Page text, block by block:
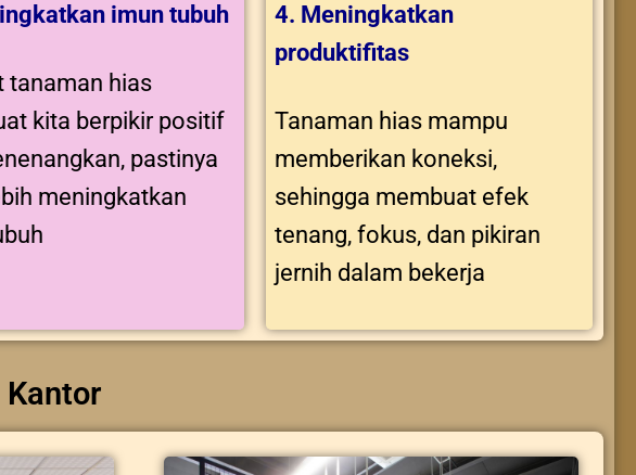
imun tubuh
tanaman hias
kita berpikir positif
pastinya
meningkatkan
4. Meningkatkan
produktifitas
Tanaman hias mampu
memberikan koneksi,
sehingga membuat efek
tenang, fokus, dan pikiran
jernih dalam bekerja
Kantor